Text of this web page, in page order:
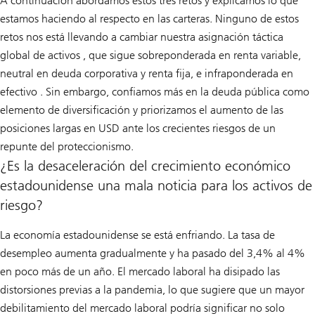
estamos haciendo al respecto en las carteras. Ninguno de estos
retos nos está llevando a cambiar nuestra asignación táctica
global de activos , que sigue sobreponderada en renta variable,
neutral en deuda corporativa y renta fija, e infraponderada en
efectivo . Sin embargo, confiamos más en la deuda pública como
elemento de diversificación y priorizamos el aumento de las
posiciones largas en USD ante los crecientes riesgos de un
repunte del proteccionismo.
¿Es la desaceleración del crecimiento económico
estadounidense una mala noticia para los activos de
riesgo?
La economía estadounidense se está enfriando. La tasa de
desempleo aumenta gradualmente y ha pasado del 3,4% al 4%
en poco más de un año. El mercado laboral ha disipado las
distorsiones previas a la pandemia, lo que sugiere que un mayor
debilitamiento del mercado laboral podría significar no solo